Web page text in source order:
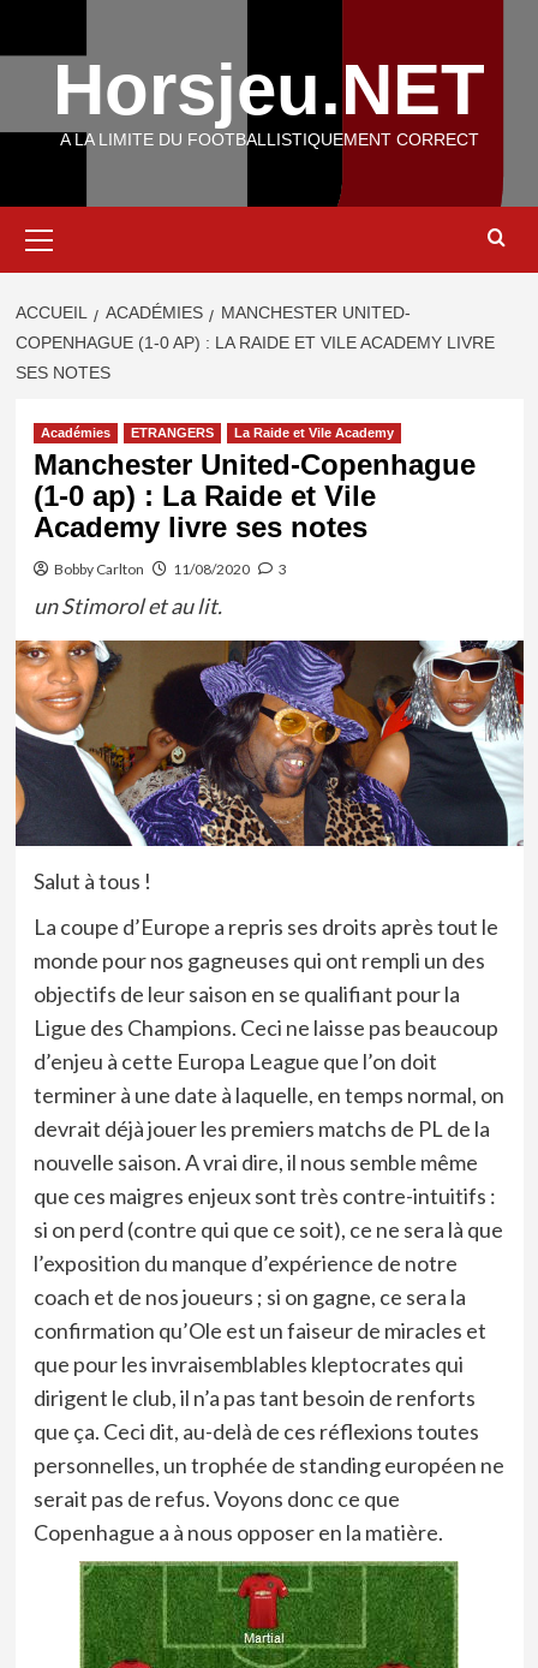
Horsjeu.NET
A LA LIMITE DU FOOTBALLISTIQUEMENT CORRECT
principal
ACCUEIL ACADÉMIES
MANCHESTER UNITED-
COPENHAGUE (1-0 AP) : LA RAIDE ET VILE ACADEMY LIVRE
SES NOTES
Académies ETRANGERS La Raide et Vile Academy
Manchester United-Copenhague
(1-0 ap) : La Raide et Vile
Academy livre ses notes
Bobby Carlton 11/08/2020 3
un Stimorol et au lit.
Salut à tous !
La coupe d’Europe a repris ses droits après tout le
monde pour nos gagneuses qui ont rempli un des
objectifs de leur saison en se qualifiant pour la
Ligue des Champions. Ceci ne laisse pas beaucoup
d’enjeu à cette Europa League que l’on doit
terminer à une date à laquelle, en temps normal, on
devrait déjà jouer les premiers matchs de PL de la
nouvelle saison. A vrai dire, il nous semble même
que ces maigres enjeux sont très contre-intuitifs :
si on perd (contre qui que ce soit), ce ne sera là que
l’exposition du manque d’expérience de notre
coach et de nos joueurs ; si on gagne, ce sera la
confirmation qu’Ole est un faiseur de miracles et
que pour les invraisemblables kleptocrates qui
dirigent le club, il n’a pas tant besoin de renforts
que ça. Ceci dit, au-delà de ces réflexions toutes
personnelles, un trophée de standing européen ne
serait pas de refus. Voyons donc ce que
Copenhague a à nous opposer en la matière.